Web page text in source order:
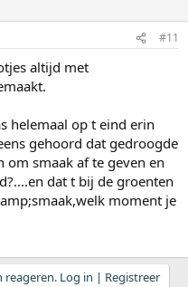
#11
altijd met
helemaal op t eind erin
gehoord dat gedroogde
smaak af te geven en
dat t bij de groenten
moment je
Log in | Registreer